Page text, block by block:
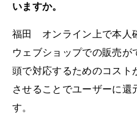
いますか。
福田 オンライン上で本人
ウェブショップでの販売
頭で対応するためのコスト
させることでユーザーに還
す。